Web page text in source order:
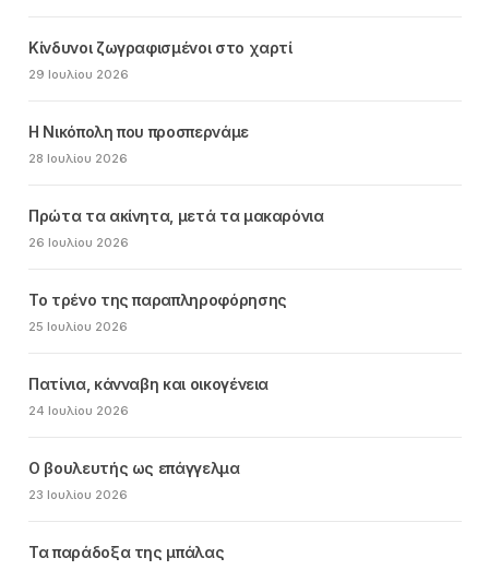
Κίνδυνοι ζωγραφισμένοι στο χαρτί
29 Ιουλίου 2026
Η Νικόπολη που προσπερνάμε
28 Ιουλίου 2026
Πρώτα τα ακίνητα, μετά τα μακαρόνια
26 Ιουλίου 2026
Το τρένο της παραπληροφόρησης
25 Ιουλίου 2026
Πατίνια, κάνναβη και οικογένεια
24 Ιουλίου 2026
Ο βουλευτής ως επάγγελμα
23 Ιουλίου 2026
Τα παράδοξα της μπάλας